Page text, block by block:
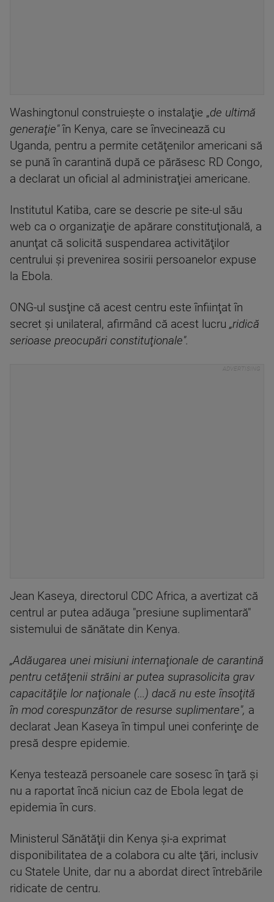
Washingtonul construieşte o instalaţie „de ultimă
generaţie"în Kenya, care se învecinează cu
Uganda, pentru a permite cetăţenilor americani să
se pună în carantină după ce părăsesc RD Congo,
a declarat un oficial al administraţiei americane.
Institutul Katiba, care se descrie pe site-ul său
web ca o organizaţie de apărare constituţională, a
anunţat că solicită suspendarea activităţilor
centrului şi prevenirea sosirii persoanelor expuse
la Ebola.
ONG-ul susţine că acest centru este înfiinţat în
secret şi unilateral, afirmând că acest lucru „ridică
serioase preocupări constituţionale".
Jean Kaseya, directorul CDC Africa, a avertizat că
centrul ar putea adăuga "presiune suplimentară"
sistemului de sănătate din Kenya.
„Adăugarea unei misiuni internaţionale de carantină
pentru cetăţenii străini ar putea suprasolicita grav
capacităţile lor naţionale (...) dacă nu este însoţită
în mod corespunzător de resurse suplimentare", a
declarat Jean Kaseya în timpul unei conferinţe de
presă despre epidemie.
Kenya testează persoanele care sosesc în ţară şi
nu a raportat încă niciun caz de Ebola legat de
epidemia în curs.
Ministerul Sănătăţii din Kenya şi-a exprimat
disponibilitatea de a colabora cu alte ţări, inclusiv
cu Statele Unite, dar nu a abordat direct întrebările
ridicate de centru.